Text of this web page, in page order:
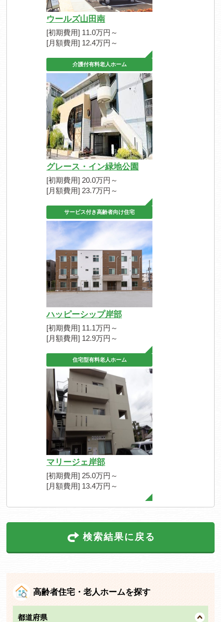
ウールズ山田南
[初期費用] 11.0万円～
[月額費用] 12.4万円～
介護付有料老人ホーム
グレース・イン緑地公園
[初期費用] 20.0万円～
[月額費用] 23.7万円～
サービス付き高齢者向け住宅
ハッピーシップ岸部
[初期費用] 11.1万円～
[月額費用] 12.9万円～
住宅型有料老人ホーム
マリージェ岸部
[初期費用] 25.0万円～
[月額費用] 13.4万円～
検索結果に戻る
高齢者住宅・老人ホームを探す
都道府県